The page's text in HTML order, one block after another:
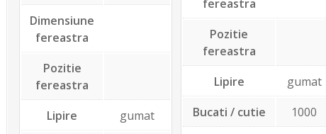
Dimensiune
fereastra
Pozitie
fereastra
Lipire
gumat
fereastra
Pozitie
fereastra
Lipire
gumat
Bucati / cutie
1000